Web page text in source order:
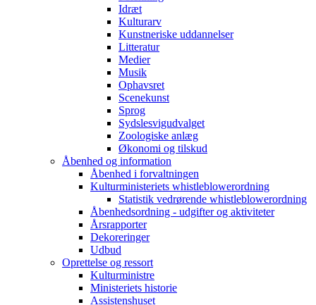
Idræt
Kulturarv
Kunstneriske uddannelser
Litteratur
Medier
Musik
Ophavsret
Scenekunst
Sprog
Sydslesvigudvalget
Zoologiske anlæg
Økonomi og tilskud
Åbenhed og information
Åbenhed i forvaltningen
Kulturministeriets whistleblowerordning
Statistik vedrørende whistleblowerordning
Åbenhedsordning - udgifter og aktiviteter
Årsrapporter
Dekoreringer
Udbud
Oprettelse og ressort
Kulturministre
Ministeriets historie
Assistenshuset